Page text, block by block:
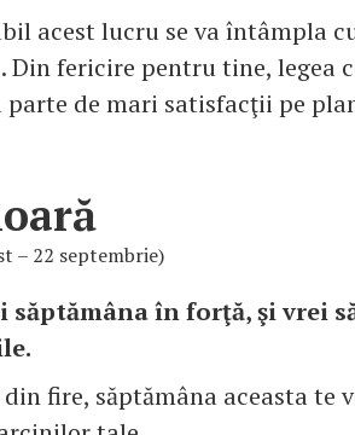
acest lucru se va întâmpla
Din fericire pentru tine, legea
parte de mari satisfacţii pe
– 22 septembrie)
săptămâna în forţă, şi vrei
fire, săptămâna aceasta te